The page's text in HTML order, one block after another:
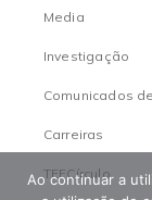
Media
Investigação
Comunicados
Carreiras
TEFCírculo
Ao continuar a